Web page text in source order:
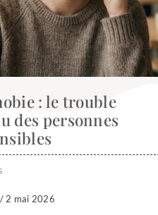
: le trouble
des personnes
2 mai 2026